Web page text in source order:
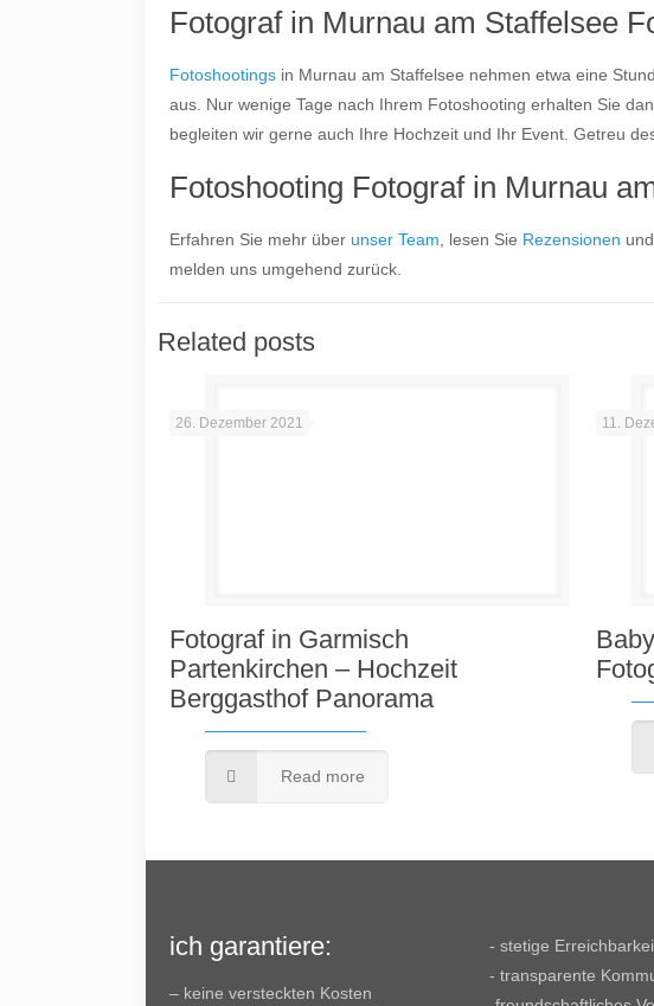
Fotograf in Murnau am Staffelsee
Fotoshootings in Murnau am Staffelsee nehmen etwa eine
aus. Nur wenige Tage nach Ihrem Fotoshooting erhalten Sie
begleiten wir gerne auch Ihre Hochzeit und Ihr Event. Getreu
Fotoshooting Fotograf in Murnau
Erfahren Sie mehr über unser Team , lesen Sie Rezensionen
melden uns umgehend zurück.
Related posts
26. Dezember 2021
Fotograf in Garmisch
Partenkirchen – Hochzeit
Berggasthof Panorama
Read more
11.
ich garantiere:
– keine versteckten Kosten
- stetige
- transparente